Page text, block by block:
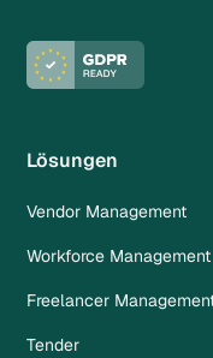
Lösungen
Vendor Management
Workforce Management
Freelancer
Tender